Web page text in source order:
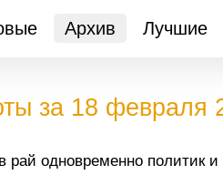
Архив Лучшие
за 18 февраля
рай одновременно политик